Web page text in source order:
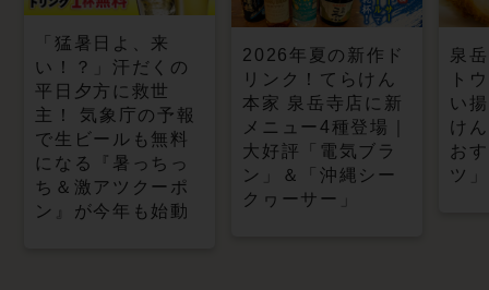
「猛暑日よ、来
い！？」汗だくの
平日夕方に救世
主！ 気象庁の予報
で生ビールも無料
になる『暑っちっ
ち＆激アツクーポ
ン』が今年も始動
2026年夏の新作ド
リンク！てらけん
本家 泉岳寺店に新
メニュー4種登場｜
大好評「電気ブラ
ン」＆「沖縄シー
クヮーサー」
泉
ト
い
け
お
ツ